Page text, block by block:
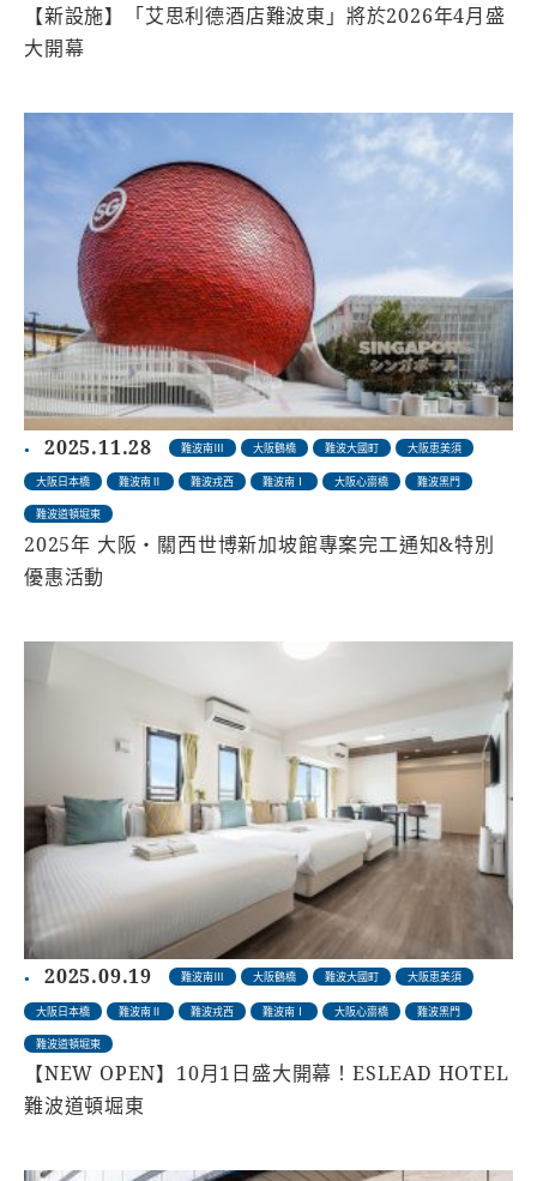
【新設施】「艾思利德酒店難波東」將於2026年4月盛
大開幕
2025.11.28 難波南Ⅲ 大阪鶴橋 難波大國町 大阪恵美須
大阪日本橋 難波南Ⅱ 難波戎西 難波南Ⅰ 大阪心齋橋 難波黑門
難波道頓堀東
2025年 大阪・關西世博新加坡館專案完工通知&特別
優惠活動
2025.09.19 難波南Ⅲ 大阪鶴橋 難波大國町 大阪恵美須
大阪日本橋 難波南Ⅱ 難波戎西 難波南Ⅰ 大阪心齋橋 難波黑門
難波道頓堀東
【NEW OPEN】10月1日盛大開幕！ESLEAD HOTEL
難波道頓堀東